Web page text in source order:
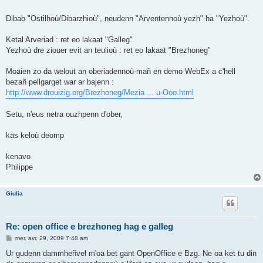
Dibab "Ostilhoù/Dibarzhioù", neudenn "Arventennoù yezh" ha "Yezhoù".
Ketal Arveriad : ret eo lakaat "Galleg"
Yezhoù dre ziouer evit an teulioù : ret eo lakaat "Brezhoneg"
Moaien zo da welout an oberiadennoù-mañ en demo WebEx a c'hell
bezañ pellgarget war ar bajenn :
http://www.drouizig.org/Brezhoneg/Mezia ... u-Ooo.html
Setu, n'eus netra ouzhpenn d'ober,
kas keloù deomp
kenavo
Philippe
Giulia
Re: open office e brezhoneg hag e galleg
M
s
mer. avr. 29, 2009 7:48 am
Ur gudenn dammheñvel m'oa bet gant OpenOffice e Bzg. Ne oa ket tu din